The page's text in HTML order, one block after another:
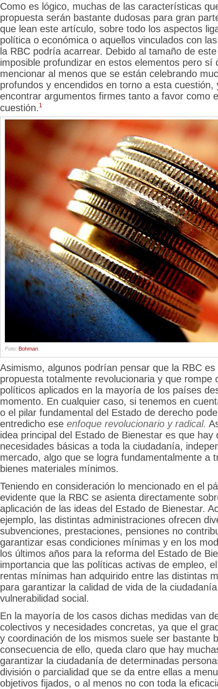
Como es lógico, muchas de las características
propuesta serán bastante dudosas para gran
que lean este artículo, sobre todo los aspectos
política o económica o aquellos vinculados con
la RBC podría acarrear. Debido al tamaño de
imposible profundizar en estos elementos pero sí
mencionar al menos que se están celebrando
profundos y encendidos en torno a esta cuestión,
encontrar argumentos firmes tanto a favor como
cuestión. 1
Foto: Bohman
Asimismo, algunos podrían pensar que la RBC es
propuesta totalmente revolucionaria y que rompe
políticos aplicados en la mayoría de los países
momento. En cualquier caso, si tenemos en
o el pilar fundamental del Estado de derecho
entredicho ese enfoque revolucionario y radical.
idea principal del Estado de Bienestar es que hay
necesidades básicas a toda la ciudadanía,
mercado, algo que se logra fundamentalmente a
bienes materiales mínimos.
Teniendo en consideración lo mencionado en el
evidente que la RBC se asienta directamente
aplicación de las ideas del Estado de Bienestar.
ejemplo, las distintas administraciones ofrecen
subvenciones, prestaciones, pensiones no
garantizar esas condiciones mínimas y en los
los últimos años para la reforma del Estado de
importancia que las políticas activas de empleo,
rentas mínimas han adquirido entre las distintas
para garantizar la calidad de vida de la
vulnerabilidad social.
En la mayoría de los casos dichas medidas van
colectivos y necesidades concretas, ya que el
y coordinación de los mismos suele ser bastante
consecuencia de ello, queda claro que hay
garantizar la ciudadanía de determinadas
división o parcialidad que se da entre ellas a
objetivos fijados, o al menos no con toda la